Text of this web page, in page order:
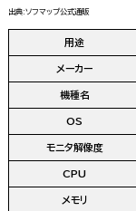
出典:ソフマップ公式通販
用途
メーカー
機種名
OS
モニタ解像度
CPU
メモリ